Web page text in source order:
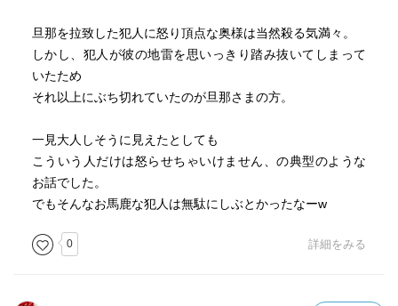
旦那を拉致した犯人に怒り頂点な奥様は当然殺る気満々。
しかし、犯人が彼の地雷を思いっきり踏み抜いてしまって
いたため
それ以上にぶち切れていたのが旦那さまの方。
一見大人しそうに見えたとしても
こういう人だけは怒らせちゃいけません、の典型のような
お話でした。
でもそんなお馬鹿な犯人は無駄にしぶとかったなーw
0 詳細をみる